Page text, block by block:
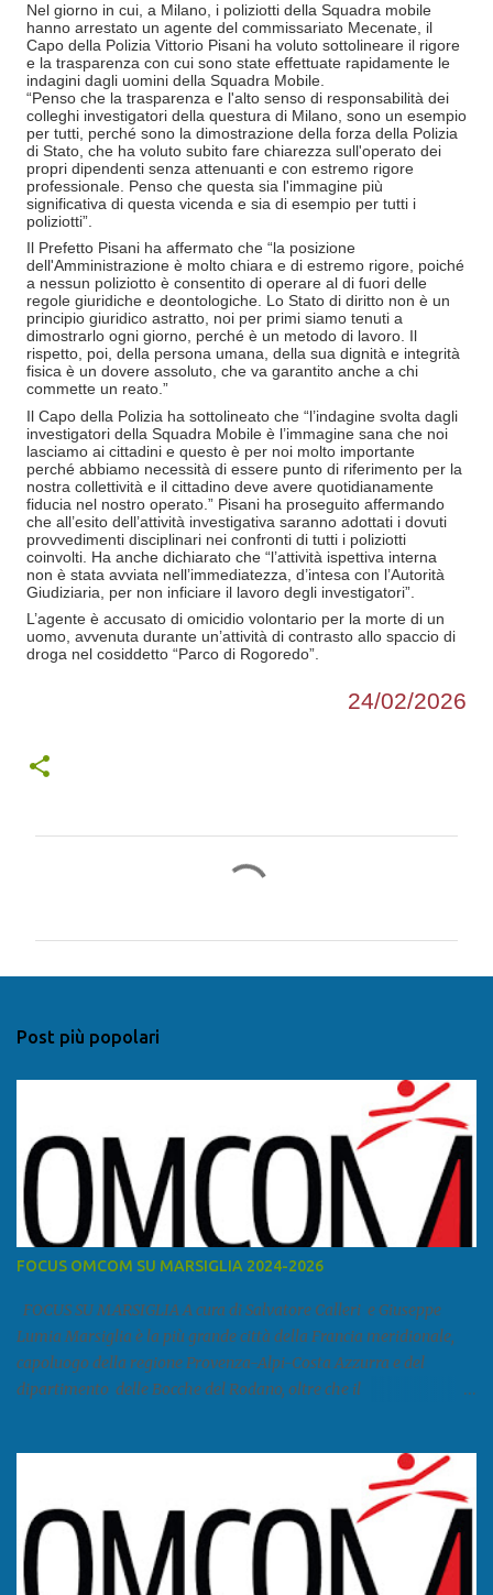
Nel giorno in cui, a Milano, i poliziotti della Squadra mobile
hanno arrestato un agente del commissariato Mecenate, il
Capo della Polizia Vittorio Pisani ha voluto sottolineare il rigore
e la trasparenza con cui sono state effettuate rapidamente le
indagini dagli uomini della Squadra Mobile.
“Penso che la trasparenza e l'alto senso di responsabilità dei
colleghi investigatori della questura di Milano, sono un esempio
per tutti, perché sono la dimostrazione della forza della Polizia
di Stato, che ha voluto subito fare chiarezza sull'operato dei
propri dipendenti senza attenuanti e con estremo rigore
professionale. Penso che questa sia l'immagine più
significativa di questa vicenda e sia di esempio per tutti i
poliziotti”.
Il Prefetto Pisani ha affermato che “la posizione
dell'Amministrazione è molto chiara e di estremo rigore, poiché
a nessun poliziotto è consentito di operare al di fuori delle
regole giuridiche e deontologiche. Lo Stato di diritto non è un
principio giuridico astratto, noi per primi siamo tenuti a
dimostrarlo ogni giorno, perché è un metodo di lavoro. Il
rispetto, poi, della persona umana, della sua dignità e integrità
fisica è un dovere assoluto, che va garantito anche a chi
commette un reato.”
Il Capo della Polizia ha sottolineato che “l’indagine svolta dagli
investigatori della Squadra Mobile è l’immagine sana che noi
lasciamo ai cittadini e questo è per noi molto importante
perché abbiamo necessità di essere punto di riferimento per la
nostra collettività e il cittadino deve avere quotidianamente
fiducia nel nostro operato.” Pisani ha proseguito affermando
che all’esito dell’attività investigativa saranno adottati i dovuti
provvedimenti disciplinari nei confronti di tutti i poliziotti
coinvolti. Ha anche dichiarato che “l’attività ispettiva interna
non è stata avviata nell’immediatezza, d’intesa con l’Autorità
Giudiziaria, per non inficiare il lavoro degli investigatori”.
L’agente è accusato di omicidio volontario per la morte di un
uomo, avvenuta durante un’attività di contrasto allo spaccio di
droga nel cosiddetto “Parco di Rogoredo”.
24/02/2026
i
Post più popolari
FOCUS OMCOM SU MARSIGLIA 2024-2026
FOCUS SU MARSIGLIA A cura di Salvatore Calleri e Giuseppe
Lumia Marsiglia è la più grande città della Francia meridionale,
capoluogo della regione Provenza-Alpi-Costa Azzurra e del
dipartimento delle Bocche del Rodano, oltre che il
come area metropolitana. Studiare quanto succede a Marsiglia è
molto importante per la geopolitica narcomafiosa perché
Marsiglia ha il porto in asse con la Corsica, Genova, Livorno e
Napoli e le banlieu gemellate con le periferie milanesi. Secondo il
rapporto della DCSA è uno dei principali scali del narcotraffico dal